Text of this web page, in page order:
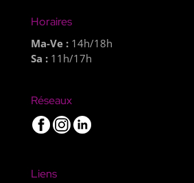
Horaires
Ma-Ve : 14h/18h
Sa :11h/17h
Réseaux
Liens